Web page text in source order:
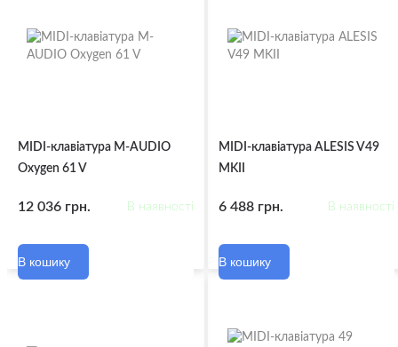
MIDI-клавіатура M-AUDIO
Oxygen 61 V
12 036 грн. В наявності
В кошику
MIDI-клавіатура ALESIS V49
MKII
6 488 грн. В наявності
В кошику